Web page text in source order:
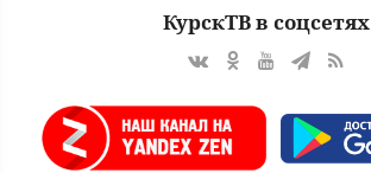
КурскТВ в соцсетях